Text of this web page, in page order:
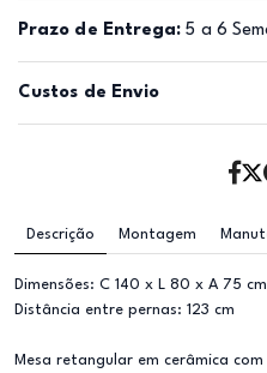
Prazo de Entrega: 5 a 6
Custos de Envio
Descrição Montagem
Dimensões: C 140 x L 80 x A 75 cm
Distância entre pernas: 123 cm
Mesa retangular em cerâmica com